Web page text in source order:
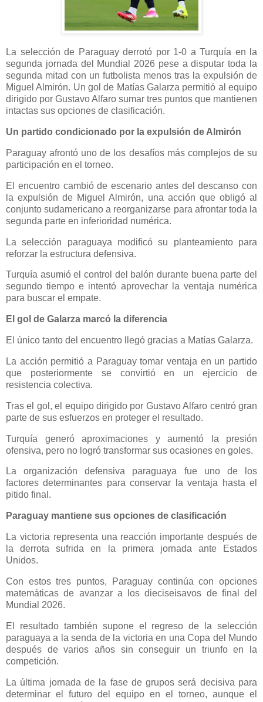
La selección de Paraguay derrotó por 1-0 a Turquía en la
segunda jornada del Mundial 2026 pese a disputar toda la
segunda mitad con un futbolista menos tras la expulsión de
Miguel Almirón. Un gol de Matías Galarza permitió al equipo
dirigido por Gustavo Alfaro sumar tres puntos que mantienen
intactas sus opciones de clasificación.
Un partido condicionado por la expulsión de Almirón
Paraguay afrontó uno de los desafíos más complejos de su
participación en el torneo.
El encuentro cambió de escenario antes del descanso con
la expulsión de Miguel Almirón, una acción que obligó al
conjunto sudamericano a reorganizarse para afrontar toda la
segunda parte en inferioridad numérica.
La selección paraguaya modificó su planteamiento para
reforzar la estructura defensiva.
Turquía asumió el control del balón durante buena parte del
segundo tiempo e intentó aprovechar la ventaja numérica
para buscar el empate.
El gol de Galarza marcó la diferencia
El único tanto del encuentro llegó gracias a Matías Galarza.
La acción permitió a Paraguay tomar ventaja en un partido
que posteriormente se convirtió en un ejercicio de
resistencia colectiva.
Tras el gol, el equipo dirigido por Gustavo Alfaro centró gran
parte de sus esfuerzos en proteger el resultado.
Turquía generó aproximaciones y aumentó la presión
ofensiva, pero no logró transformar sus ocasiones en goles.
La organización defensiva paraguaya fue uno de los
factores determinantes para conservar la ventaja hasta el
pitido final.
Paraguay mantiene sus opciones de clasificación
La victoria representa una reacción importante después de
la derrota sufrida en la primera jornada ante Estados
Unidos.
Con estos tres puntos, Paraguay continúa con opciones
matemáticas de avanzar a los dieciseisavos de final del
Mundial 2026.
El resultado también supone el regreso de la selección
paraguaya a la senda de la victoria en una Copa del Mundo
después de varios años sin conseguir un triunfo en la
competición.
La última jornada de la fase de grupos será decisiva para
determinar el futuro del equipo en el torneo, aunque el